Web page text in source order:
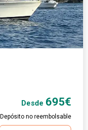
Desde 695€
Depósito no reembolsable